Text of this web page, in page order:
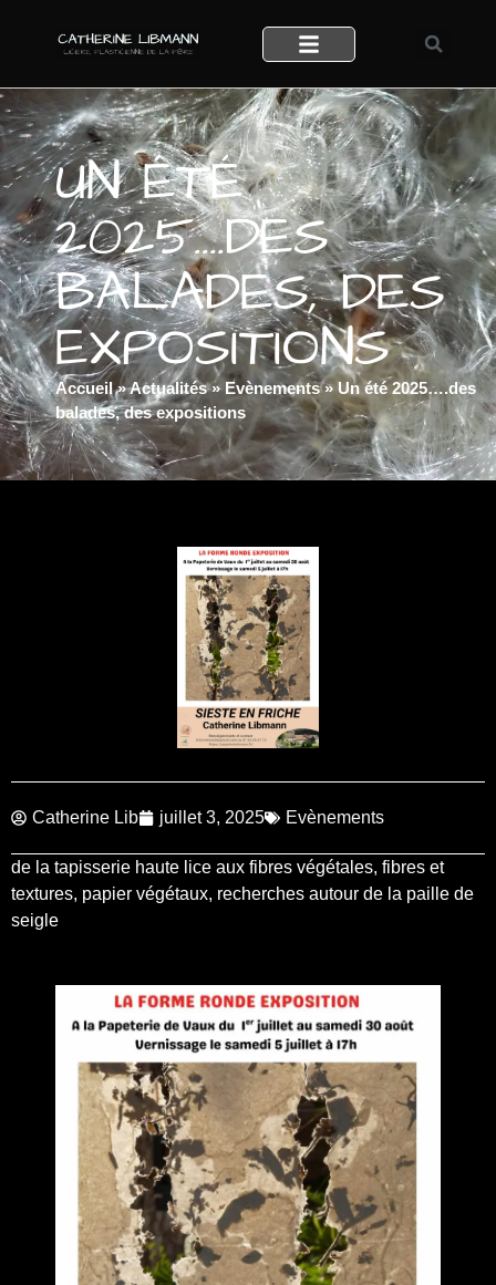
UN ÉTÉ
2025….DES
BALADES, DES
EXPOSITIONS
Accueil»Actualités» Evènements» Un été 2025….des
balades, des expositions
Catherine Lib juillet 3, 2025 Evènements
de la tapisserie haute lice aux fibres végétales, fibres et
textures, papier végétaux, recherches autour de la paille de
seigle